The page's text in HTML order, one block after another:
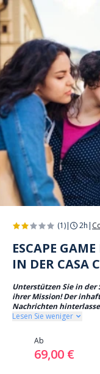
Cookie-Einstellungen
(1)| 2h |
ESCAPE
IN DER CASA
Unterstützen Sie in
ihrer Mission! Der
Nachrichten
Lesen Sie weniger
Ab
69,00 €